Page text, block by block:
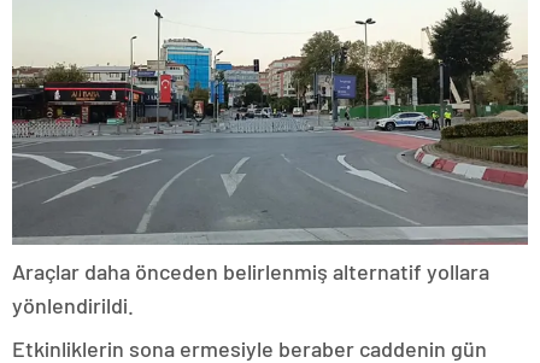
Araçlar daha önceden belirlenmiş alternatif yollara
yönlendirildi.
Etkinliklerin sona ermesiyle beraber caddenin gün